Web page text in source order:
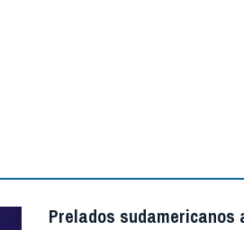
Prelados sudamericanos